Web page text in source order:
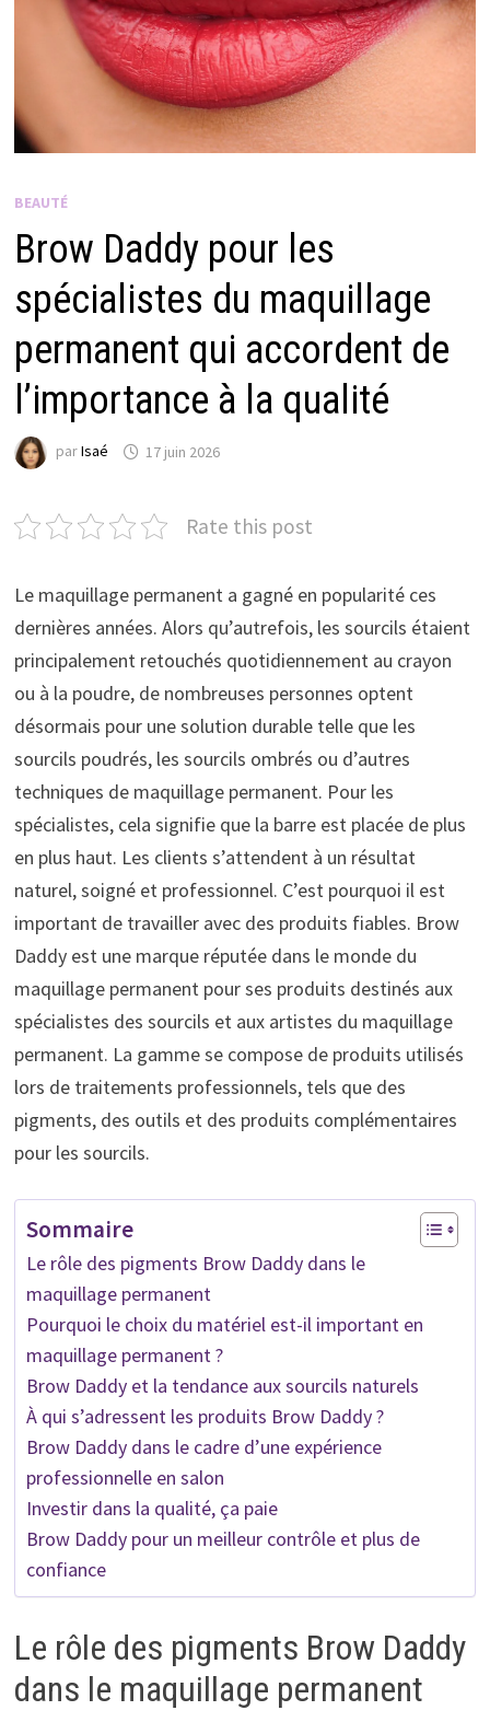
BEAUTÉ
Brow Daddy pour les
spécialistes du maquillage
permanent qui accordent de
l’importance à la qualité
parIsaé 17 juin 2026
Rate this post
Le maquillage permanent a gagné en popularité ces
dernières années. Alors qu’autrefois, les sourcils étaient
principalement retouchés quotidiennement au crayon
ou à la poudre, de nombreuses personnes optent
désormais pour une solution durable telle que les
sourcils poudrés, les sourcils ombrés ou d’autres
techniques de maquillage permanent. Pour les
spécialistes, cela signifie que la barre est placée de plus
en plus haut. Les clients s’attendent à un résultat
naturel, soigné et professionnel. C’est pourquoi il est
important de travailler avec des produits fiables. Brow
Daddy est une marque réputée dans le monde du
maquillage permanent pour ses produits destinés aux
spécialistes des sourcils et aux artistes du maquillage
permanent. La gamme se compose de produits utilisés
lors de traitements professionnels, tels que des
pigments, des outils et des produits complémentaires
pour les sourcils.
Sommaire
Le rôle des pigments Brow Daddy dans le
maquillage permanent
Pourquoi le choix du matériel est-il important en
maquillage permanent ?
Brow Daddy et la tendance aux sourcils naturels
À qui s’adressent les produits Brow Daddy ?
Brow Daddy dans le cadre d’une expérience
professionnelle en salon
Investir dans la qualité, ça paie
Brow Daddy pour un meilleur contrôle et plus de
confiance
Le rôle des pigments Brow Daddy
dans le maquillage permanent